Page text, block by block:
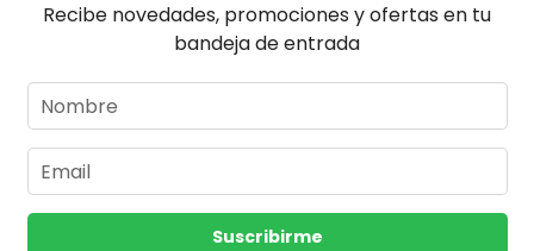
Recibe novedades, promociones y ofertas en tu
bandeja de entrada
Suscribirme